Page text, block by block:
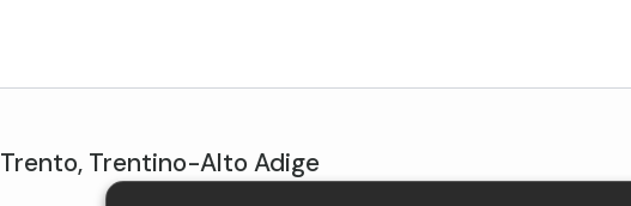
Trento, Trentino-Alto Adige